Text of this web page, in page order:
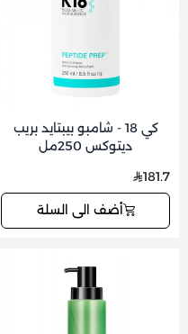
كي 18 - شامبو بيبتايد بريب
ديتوكس 250مل
181.7
أضف الى السلة